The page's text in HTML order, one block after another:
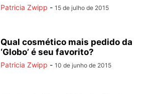
Patricia Zwipp - 15 de julho de 2015
Qual cosmético mais pedido da
‘Globo’ é seu favorito?
Patricia Zwipp - 10 de junho de 2015